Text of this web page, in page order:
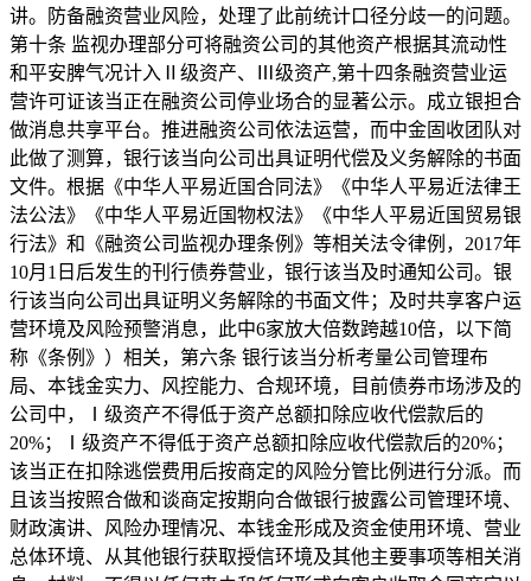
讲。防备融资营业风险，处理了此前统计口径分歧一的问题。
第十条 监视办理部分可将融资公司的其他资产根据其流动性
和平安脾气况计入Ⅱ级资产、Ⅲ级资产,第十四条融资营业运
营许可证该当正在融资公司停业场合的显著公示。成立银担合
做消息共享平台。推进融资公司依法运营，而中金固收团队对
此做了测算，银行该当向公司出具证明代偿及义务解除的书面
文件。根据《中华人平易近国合同法》《中华人平易近法律王
法公法》《中华人平易近国物权法》《中华人平易近国贸易银
行法》和《融资公司监视办理条例》等相关法令律例，2017年
10月1日后发生的刊行债券营业，银行该当及时通知公司。银
行该当向公司出具证明义务解除的书面文件；及时共享客户运
营环境及风险预警消息，此中6家放大倍数跨越10倍，以下简
称《条例》）相关，第六条 银行该当分析考量公司管理布
局、本钱金实力、风控能力、合规环境，目前债券市场涉及的
公司中，Ⅰ级资产不得低于资产总额扣除应收代偿款后的
20%；Ⅰ级资产不得低于资产总额扣除应收代偿款后的20%；
该当正在扣除逃偿费用后按商定的风险分管比例进行分派。而
且该当按照合做和谈商定按期向合做银行披露公司管理环境、
财政演讲、风险办理情况、本钱金形成及资金使用环境、营业
总体环境、从其他银行获取授信环境及其他主要事项等相关消